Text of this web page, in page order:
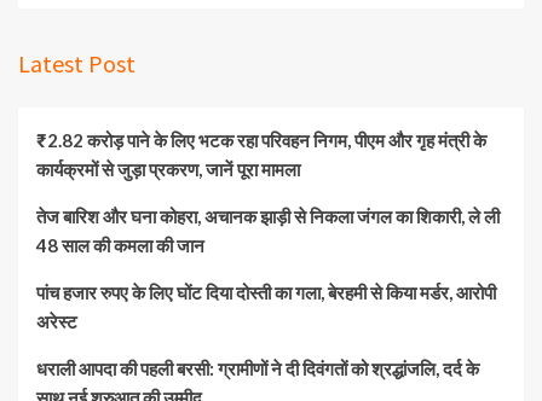
Latest Post
₹2.82 करोड़ पाने के लिए भटक रहा परिवहन निगम, पीएम और गृह मंत्री के
कार्यक्रमों से जुड़ा प्रकरण, जानें पूरा मामला
तेज बारिश और घना कोहरा, अचानक झाड़ी से निकला जंगल का शिकारी, ले ली
48 साल की कमला की जान
पांच हजार रुपए के लिए घोंट दिया दोस्ती का गला, बेरहमी से किया मर्डर, आरोपी
अरेस्ट
धराली आपदा की पहली बरसी: ग्रामीणों ने दी दिवंगतों को श्रद्धांजलि, दर्द के